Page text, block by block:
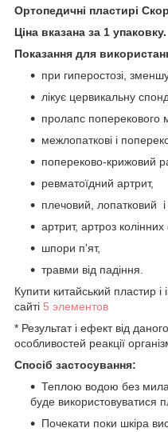
Ортопедичні пластирі
Ціна вказана за 1 упаковку.
Показання для
при гиперостозі,
лікує цервикальну
пролапс поперекового
межлопаткові і
попереково-крижовий
ревматоїдний артрит,
плечовий, лопатковий і
артрит, артроз колінних
шпори п'ят,
травми від падіння.
Купити китайський пластир
сайті 5 элементов
* Результат і ефект від
особливостей реакції
Спосіб застосування:
Теплою водою без мила
буде використовуватися
Почекати поки шкіра